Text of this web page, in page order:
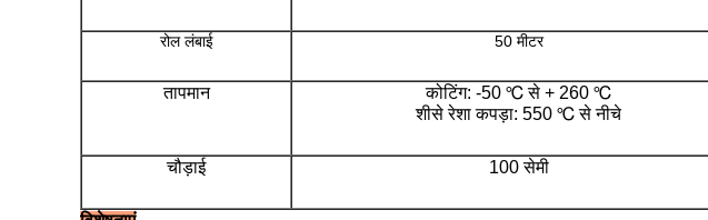
रोल लंबाई 50 मीटर
तापमान
कोटिंग: -50 ℃ से + 260 ℃
शीसे रेशा कपड़ा: 550 ℃ से नीचे
चौड़ाई 100 सेमी